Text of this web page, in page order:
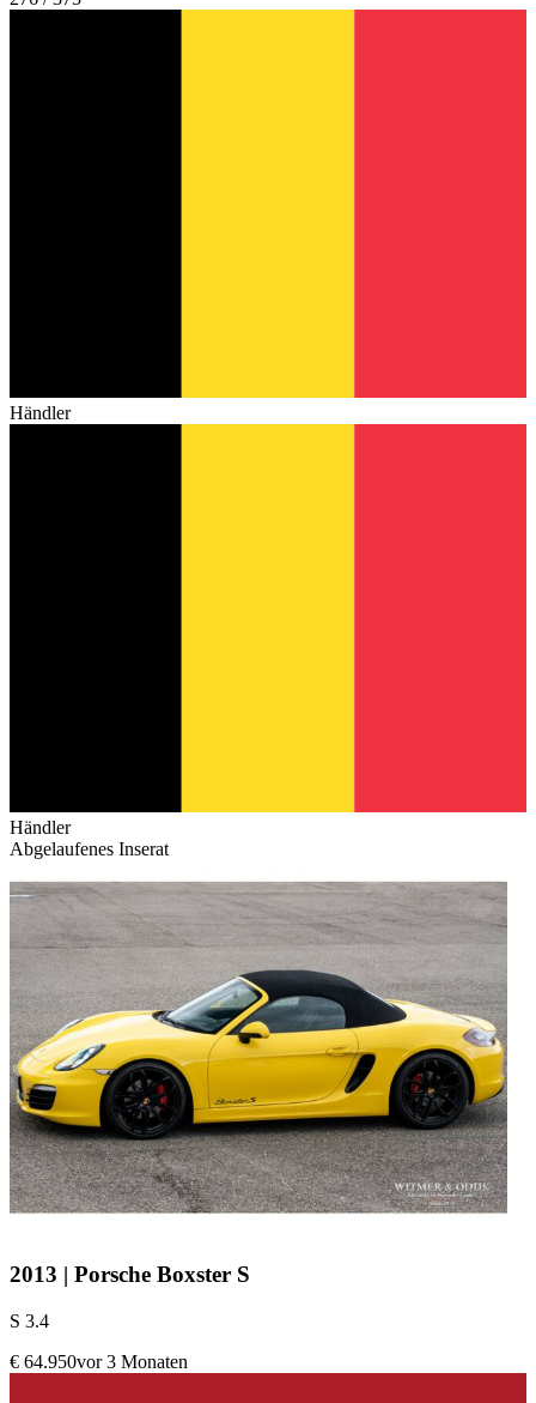
Händler
Händler
Abgelaufenes Inserat
2013 | Porsche Boxster S
S 3.4
€ 64.950vor 3 Monaten